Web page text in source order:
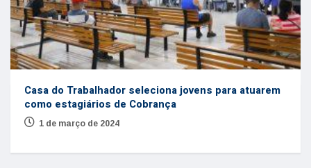
Casa do Trabalhador seleciona jovens para atuarem
como estagiários de Cobrança
1 de março de 2024